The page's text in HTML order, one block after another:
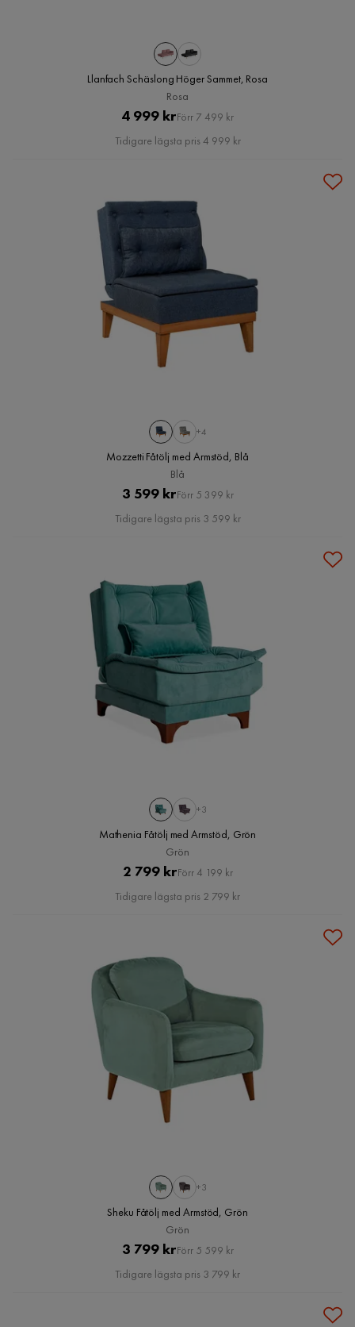
Llanfach Schäslong Höger Sammet, Rosa
Rosa
Pris
4 999 krOriginal
Pris
Förr 7 499 kr
Tidigare lägsta pris 4 999 kr
+4
Mozzetti Fåtölj med Armstöd, Blå
Blå
Pris
3 599 krOriginal
Pris
Förr 5 399 kr
Tidigare lägsta pris 3 599 kr
+3
Mathenia Fåtölj med Armstöd, Grön
Grön
Pris
2 799 krOriginal
Pris
Förr 4 199 kr
Tidigare lägsta pris 2 799 kr
+3
Sheku Fåtölj med Armstöd, Grön
Grön
Pris
3 799 krOriginal
Pris
Förr 5 599 kr
Tidigare lägsta pris 3 799 kr